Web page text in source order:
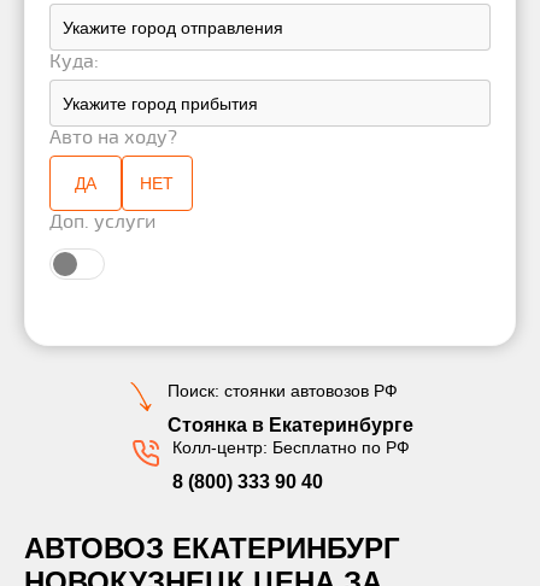
Куда:
Авто на ходу?
ДА НЕТ
Доп. услуги
Поиск: стоянки автовозов РФ
Стоянка в Екатеринбурге
Колл-центр: Бесплатно по РФ
8 (800) 333 90 40
АВТОВОЗ ЕКАТЕРИНБУРГ